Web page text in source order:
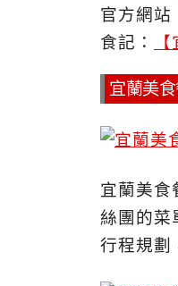
官方網站
食記：
宜蘭美
宜蘭美食
絲團的菜
行程規劃